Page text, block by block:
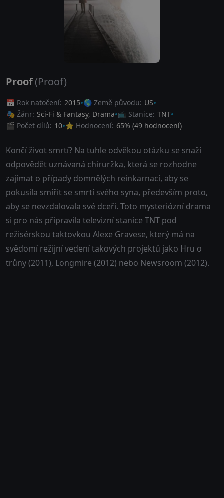
Proof(Proof)
📅 Rok natočení: 2015 🌎 Země původu: US
🎭 Žánr: Sci-Fi & Fantasy, Drama 📺 Stanice: TNT
🎬 Počet dílů: 10 ⭐ Hodnocení: 65% (49 hodnocení)
Končí život smrtí? Na tuhle odvěkou otázku se snaží
odpovědět uznávaná chiruržka, která se rozhodne
zajímat o případy domnělých reinkarnací, aby se
pokusila smířit se smrtí svého syna, především proto,
aby se nevzdalovala své dceři. Toto mysteriózní drama
si pro nás připravila televizní stanice TNT pod
režisérskou taktovkou Alexe Gravese, který má na
svědomí režijní vedení takových projektů jako Hru o
trůny (2011), Longmire (2012) nebo Newsroom (2012).